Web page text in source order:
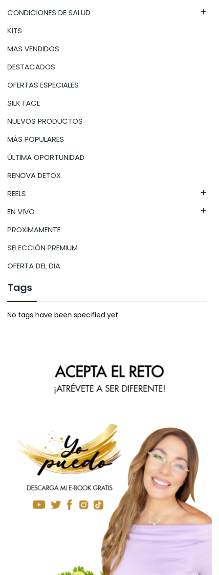
CONDICIONES DE SALUD 
KITS
MAS VENDIDOS
DESTACADOS
OFERTAS ESPECIALES
SILK FACE
NUEVOS PRODUCTOS
MÁS POPULARES
ÚLTIMA OPORTUNIDAD
RENOVA DETOX
REELS

EN VIVO 
PROXIMAMENTE
SELECCIÓN PREMIUM
OFERTA DEL DIA
Tags
No tags have been specified yet.